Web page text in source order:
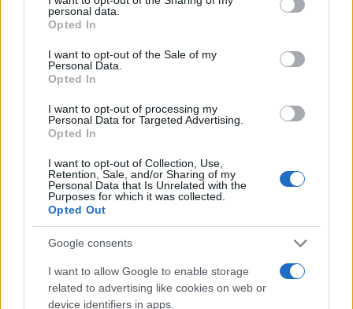
grant or deny consent to Google and its third-party tags to
use your data for below specified purposes in below Google
consent section.
personal data.
Opted In
I want to opt-out of the Sale of my
Personal Data.
Opted In
I want to opt-out of processing my
Personal Data for Targeted Advertising.
Opted In
I want to opt-out of Collection, Use,
Retention, Sale, and/or Sharing of my
Personal Data that Is Unrelated with the
Purposes for which it was collected.
Opted Out
Google consents
I want to allow Google to enable storage
related to advertising like cookies on web or
device identifiers in apps.
«Η ελπίδα μας είναι να μπορέσουμε να
επιβεβαιώσουμε ποιος διέπραξε αυτό το αδίκημα,
αλλά θα πρέπει να σημειωθεί πως είναι πιθανόν ότι
ανέφερε ο εισαγγελέας Ματς Λούνγκβιστ.
«Εργαζόμαστε συνεχώς, κινούμε γη και ουρανό και